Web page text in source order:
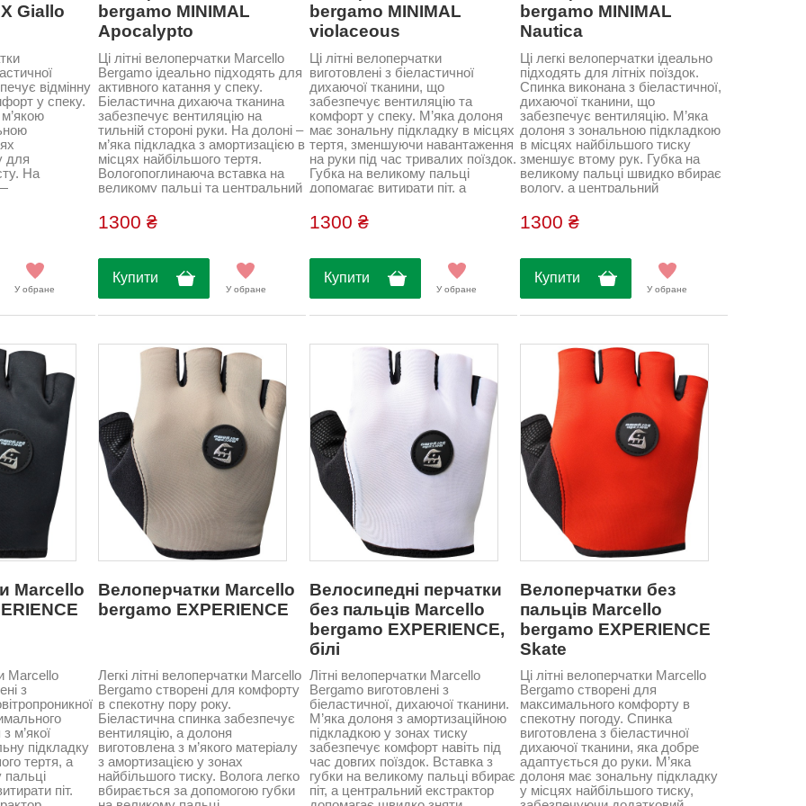
Giallo
відмінну
у спеку.
для
На
перчатки
Склад:
У обране
bergamo MINIMAL
Apocalypto
Ці літні велоперчатки Marcello
Bergamo ідеально підходять для
активного катання у спеку.
Біеластична дихаюча тканина
забезпечує вентиляцію на
тильній стороні руки. На долоні –
м’яка підкладка з амортизацією в
місцях найбільшого тертя.
Вологопоглинаюча вставка на
великому пальці та центральний
використання. Облягаючий крій
гарантує комфорт і точну
18% еластан...
1300 ₴
Купити
У обране
bergamo MINIMAL
violaceous
Ці літні велоперчатки
виготовлені з біеластичної
дихаючої тканини, що
забезпечує вентиляцію та
комфорт у спеку. М’яка долоня
має зональну підкладку в місцях
тертя, зменшуючи навантаження
на руки під час тривалих поїздок.
Губка на великому пальці
допомагає витирати піт, а
полегшує знімання перчаток.
Облягаюча посадка гарантує
руху. Склад: 82% поліамід, 18%
еластан...
1300 ₴
Купити
У обране
bergamo MINIMAL
Nautica
Ці легкі велоперчатки ідеально
підходять для літніх поїздок.
Спинка виконана з біеластичної,
дихаючої тканини, що
забезпечує вентиляцію. М’яка
долоня з зональною підкладкою
в місцях найбільшого тиску
зменшує втому рук. Губка на
великому пальці швидко вбирає
вологу, а центральний
зняти перчатки після
тренування. Облягаючий крій
стиснення. Склад: 82% поліамід,
18% еластан...
1300 ₴
Купити
У обране
Marcello
Marcello
з
м’якої
підкладку
тертя, а
пальці
піт.
Велоперчатки Marcello
bergamo EXPERIENCE
Легкі літні велоперчатки Marcello
Bergamo створені для комфорту
в спекотну пору року.
Біеластична спинка забезпечує
вентиляцію, а долоня
виготовлена з м’якого матеріалу
з амортизацією у зонах
найбільшого тиску. Волога легко
вбирається за допомогою губки
Велосипедні перчатки
без пальців Marcello
bergamo EXPERIENCE,
білі
Літні велоперчатки Marcello
Bergamo виготовлені з
біеластичної, дихаючої тканини.
М’яка долоня з амортизаційною
підкладкою у зонах тиску
забезпечує комфорт навіть під
час довгих поїздок. Вставка з
губки на великому пальці вбирає
піт, а центральний екстрактор
Велоперчатки без
пальців Marcello
bergamo EXPERIENCE
Skate
Ці літні велоперчатки Marcello
Bergamo створені для
максимального комфорту в
спекотну погоду. Спинка
виготовлена з біеластичної
дихаючої тканини, яка добре
адаптується до руки. М’яка
долоня має зональну підкладку
у місцях найбільшого тиску,